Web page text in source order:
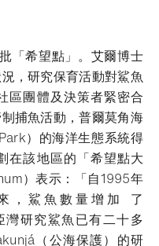
「希望點」。艾爾博士
，研究保育活動對鯊魚
區團體及決策者緊密合
捕魚活動，普爾莫角海
）的海洋生態系統得
在該地區的「希望點大
）表示：「自1995年
，鯊魚數量增加 了
研究鯊魚已有二十多
（公海保護）的研